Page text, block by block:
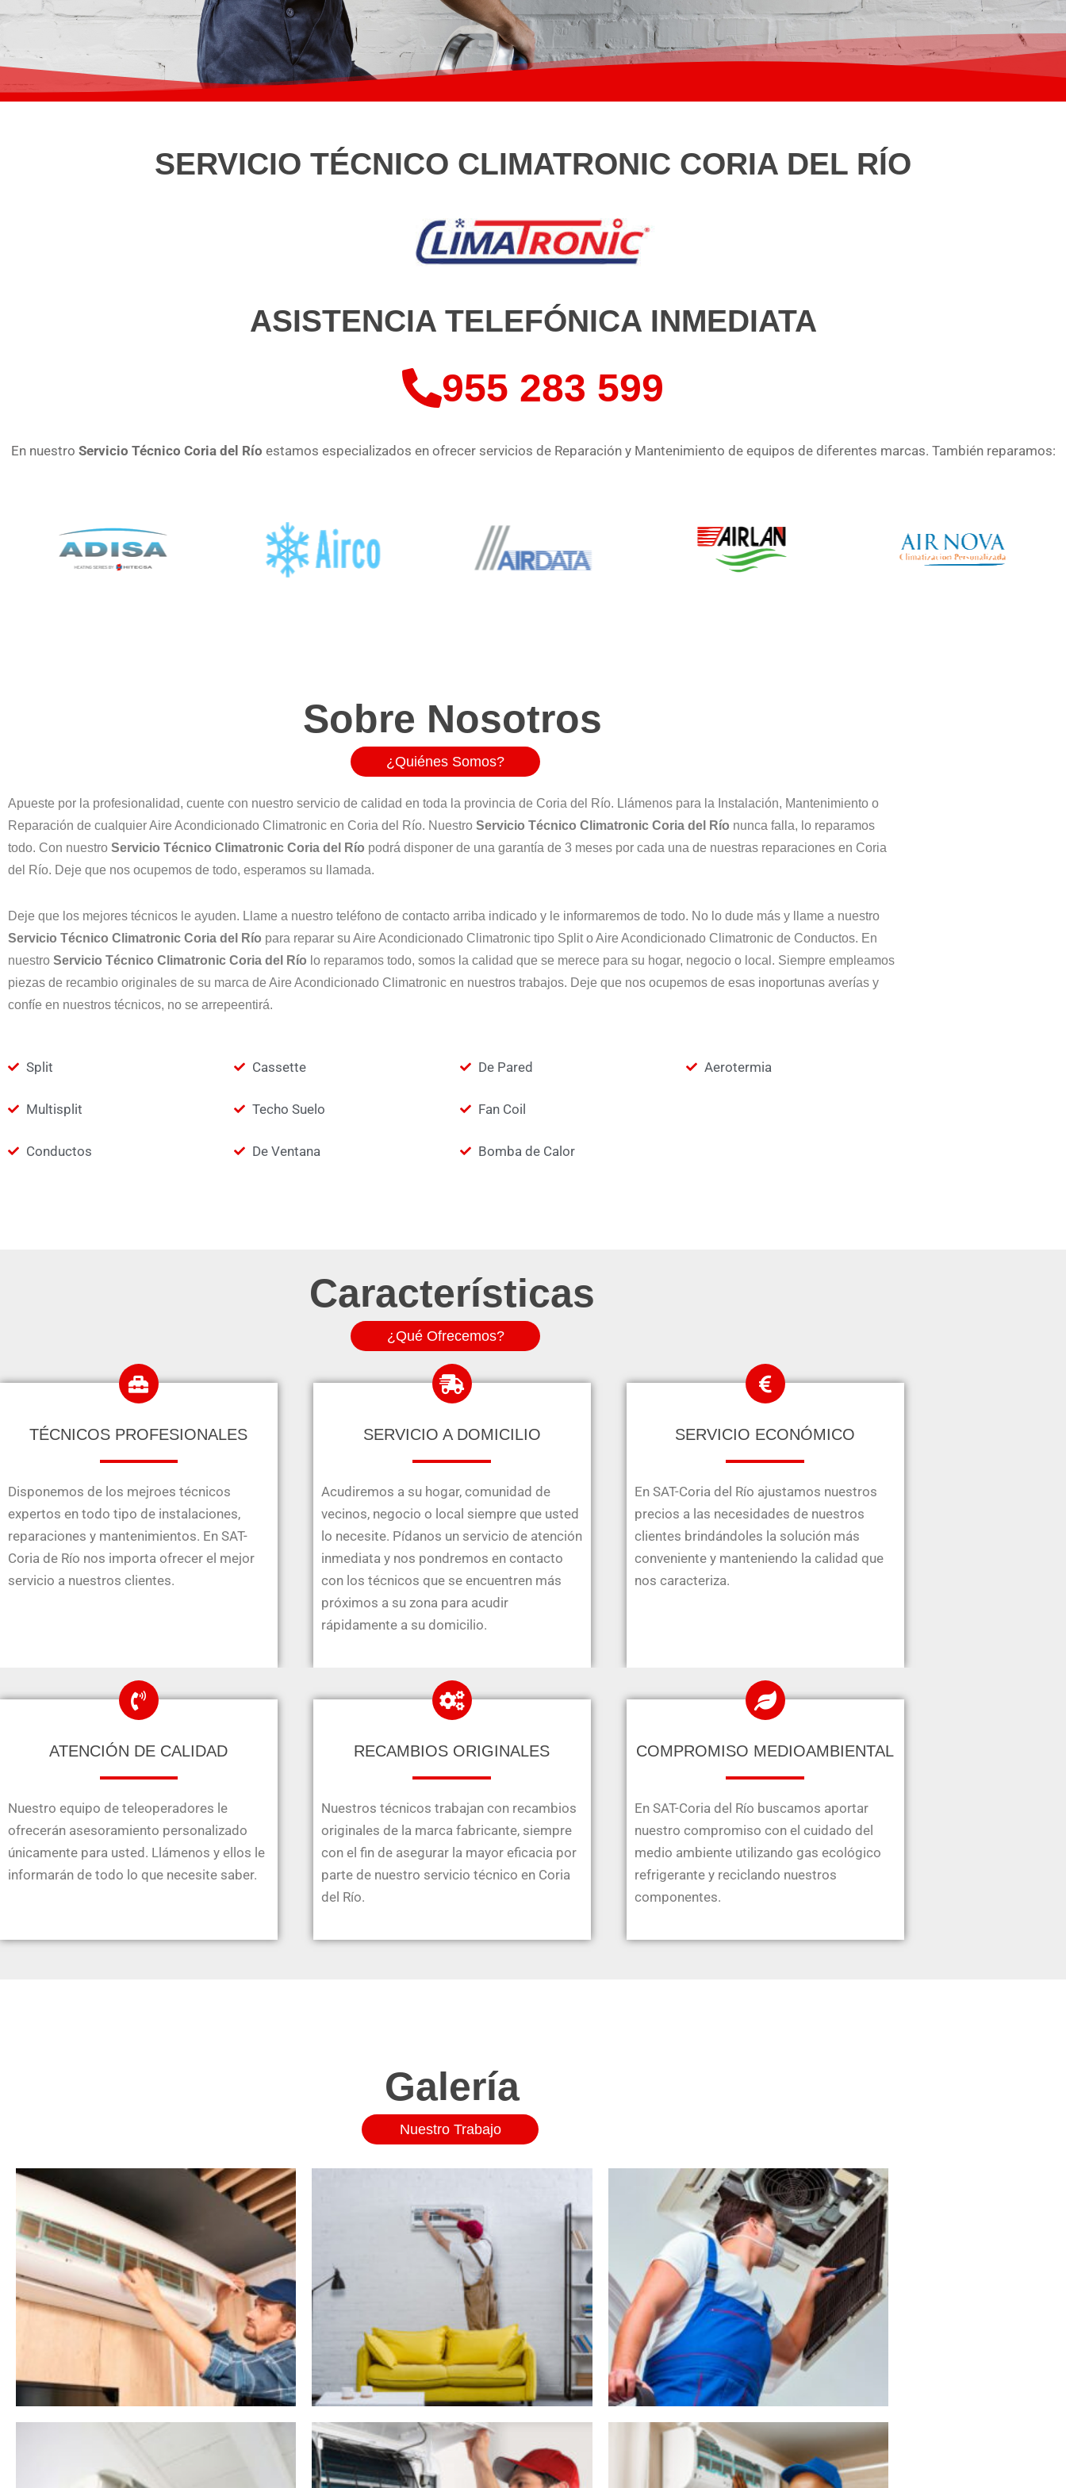
SERVICIO TÉCNICO CLIMATRONIC CORIA DEL RÍO
ASISTENCIA TELEFÓNICA INMEDIATA
955 283 599
En nuestro Servicio Técnico Coria del Río estamos especializados en ofrecer servicios de Reparación y Mantenimiento de equipos de diferentes marcas. También reparamos:
Sobre Nosotros
¿Quiénes Somos?
Apueste por la profesionalidad, cuente con nuestro servicio de calidad en toda la provincia de Coria del Río. Llámenos para la Instalación, Mantenimiento o
Reparación de cualquier Aire Acondicionado Climatronic en Coria del Río. Nuestro Servicio Técnico Climatronic Coria del Río nunca falla, lo reparamos
todo. Con nuestro Servicio Técnico Climatronic Coria del Río podrá disponer de una garantía de 3 meses por cada una de nuestras reparaciones en Coria
del Río. Deje que nos ocupemos de todo, esperamos su llamada.
Deje que los mejores técnicos le ayuden. Llame a nuestro teléfono de contacto arriba indicado y le informaremos de todo. No lo dude más y llame a nuestro
Servicio Técnico Climatronic Coria del Río para reparar su Aire Acondicionado Climatronic tipo Split o Aire Acondicionado Climatronic de Conductos. En
nuestro Servicio Técnico Climatronic Coria del Río lo reparamos todo, somos la calidad que se merece para su hogar, negocio o local. Siempre empleamos
piezas de recambio originales de su marca de Aire Acondicionado Climatronic en nuestros trabajos. Deje que nos ocupemos de esas inoportunas averías y
confíe en nuestros técnicos, no se arrepeentirá.
Split
Multisplit
Conductos
Cassette
Techo Suelo
De Ventana
De Pared
Fan Coil
Bomba de Calor
Aerotermia
Características
¿Qué Ofrecemos?
TÉCNICOS PROFESIONALES
Disponemos de los mejroes técnicos
expertos en todo tipo de instalaciones,
reparaciones y mantenimientos. En SAT-
Coria de Río nos importa ofrecer el mejor
servicio a nuestros clientes.
SERVICIO A DOMICILIO
Acudiremos a su hogar, comunidad de
vecinos, negocio o local siempre que usted
lo necesite. Pídanos un servicio de atención
inmediata y nos pondremos en contacto
con los técnicos que se encuentren más
próximos a su zona para acudir
rápidamente a su domicilio.
SERVICIO ECONÓMICO
En SAT-Coria del Río ajustamos nuestros
precios a las necesidades de nuestros
clientes brindándoles la solución más
conveniente y manteniendo la calidad que
nos caracteriza.
ATENCIÓN DE CALIDAD
Nuestro equipo de teleoperadores le
ofrecerán asesoramiento personalizado
únicamente para usted. Llámenos y ellos le
informarán de todo lo que necesite saber.
RECAMBIOS ORIGINALES
Nuestros técnicos trabajan con recambios
originales de la marca fabricante, siempre
con el fin de asegurar la mayor eficacia por
parte de nuestro servicio técnico en Coria
del Río.
COMPROMISO MEDIOAMBIENTAL
En SAT-Coria del Río buscamos aportar
nuestro compromiso con el cuidado del
medio ambiente utilizando gas ecológico
refrigerante y reciclando nuestros
componentes.
Galería
Nuestro Trabajo